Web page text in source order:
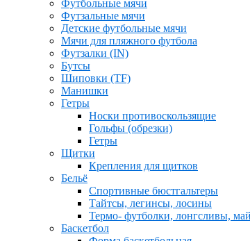
Футбольные мячи
Футзальные мячи
Детские футбольные мячи
Мячи для пляжного футбола
Футзалки (IN)
Бутсы
Шиповки (TF)
Манишки
Гетры
Носки противоскользящие
Гольфы (обрезки)
Гетры
Щитки
Крепления для щитков
Бельё
Спортивные бюстгальтеры
Тайтсы, легинсы, лосины
Термо- футболки, лонгсливы,
Баскетбол